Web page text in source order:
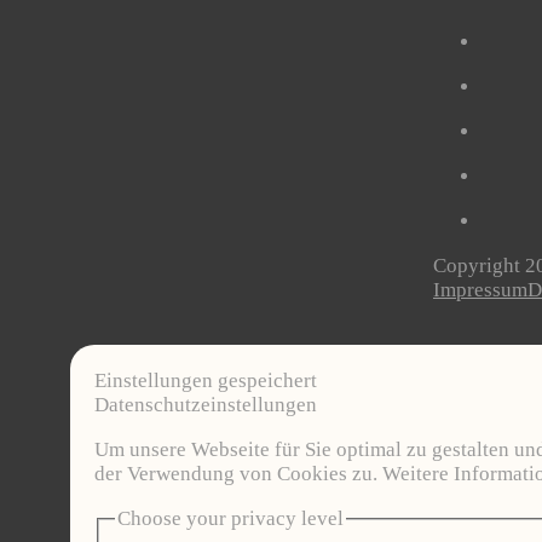
Copyright
Impressum
Einstellungen gespeichert
Datenschutzeinstellungen
Um unsere Webseite für Sie optimal zu gestalten
der Verwendung von Cookies zu. Weitere
Choose your privacy level